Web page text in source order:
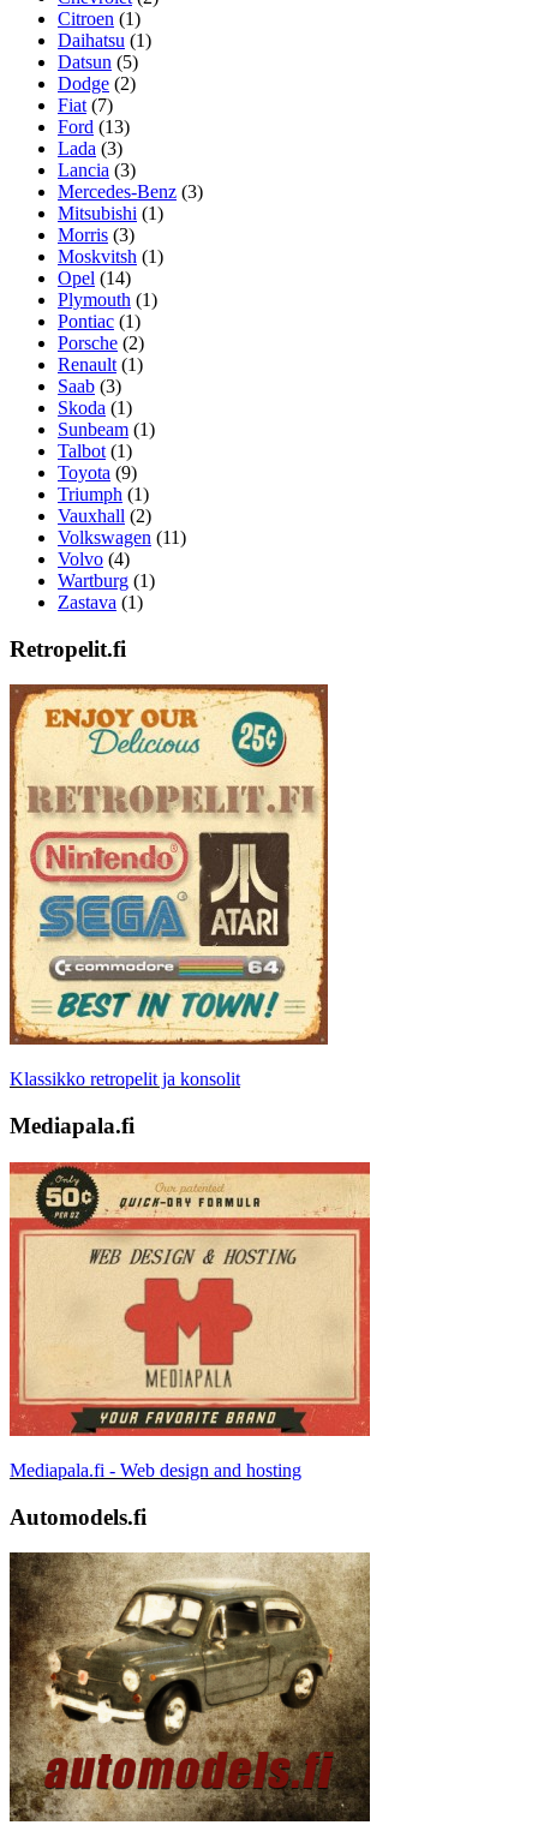
Citroen (1)
Daihatsu (1)
Datsun (5)
Dodge (2)
Fiat (7)
Ford (13)
Lada (3)
Lancia (3)
Mercedes-Benz (3)
Mitsubishi (1)
Morris (3)
Moskvitsh (1)
Opel (14)
Plymouth (1)
Pontiac (1)
Porsche (2)
Renault (1)
Saab (3)
Skoda (1)
Sunbeam (1)
Talbot (1)
Toyota (9)
Triumph (1)
Vauxhall (2)
Volkswagen (11)
Volvo (4)
Wartburg (1)
Zastava (1)
Retropelit.fi
Klassikko retropelit ja konsolit
Mediapala.fi
Mediapala.fi - Web design and hosting
Automodels.fi